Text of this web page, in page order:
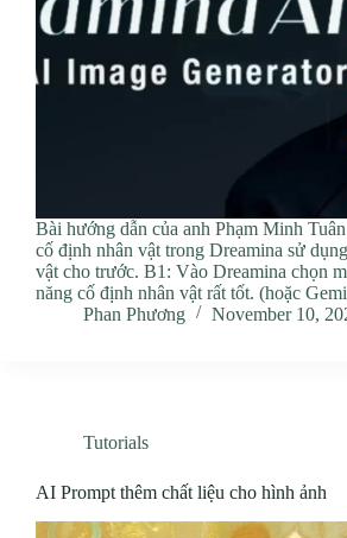
Bài hướng dẫn của anh Phạm Minh
cố định nhân vật trong Dreamina sử
vật cho trước. B1: Vào Dreamina chọn
năng cố định nhân vật rất tốt. (hoặc
Phan Phương
November 10,
Tutorials
AI Prompt thêm chất liệu cho hình ảnh